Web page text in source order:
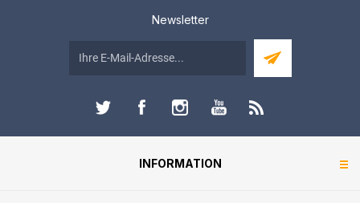
Newsletter
INFORMATION